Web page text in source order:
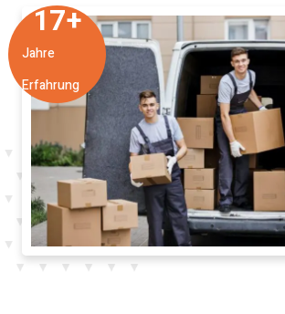
Jahre
Erfahrung
17+